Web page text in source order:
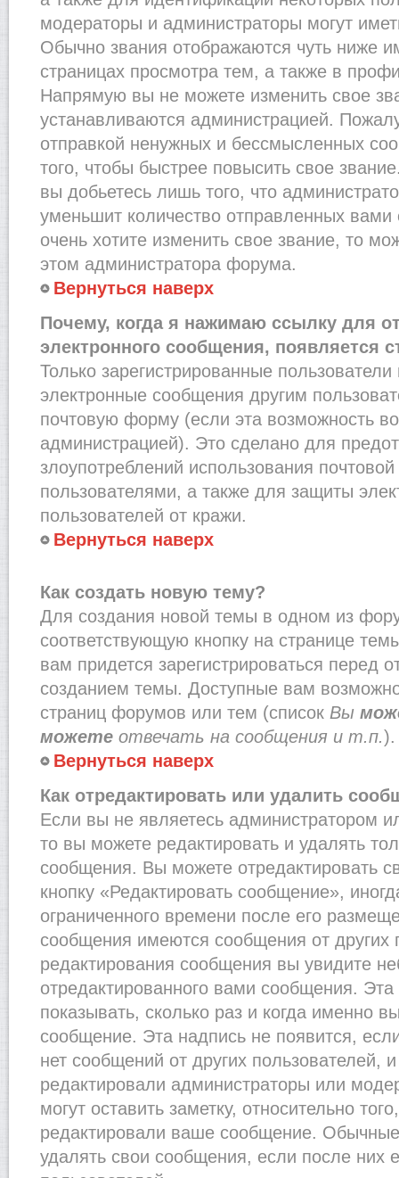
модераторы и администраторы могут
Обычно звания отображаются чуть ниже
страницах просмотра тем, а также в
Напрямую вы не можете изменить свое
устанавливаются администрацией.
отправкой ненужных и бессмысленных
того, чтобы быстрее повысить свое
вы добьетесь лишь того, что
уменьшит количество отправленных
очень хотите изменить свое звание, то
этом администратора форума.
Вернуться наверх
Почему, когда я нажимаю ссылку для
электронного сообщения, появляется
Только зарегистрированные пользователи
электронные сообщения другим
почтовую форму (если эта возможность
администрацией). Это сделано для
злоупотреблений использования
пользователями, а также для защиты
пользователей от кражи.
Вернуться наверх
Как создать новую тему?
Для создания новой темы в одном из
соответствующую кнопку на странице
вам придется зарегистрироваться перед
созданием темы. Доступные вам
страниц форумов или тем (список Вы
можете отвечать на сообщения и т.п.).
Вернуться наверх
Как отредактировать или удалить
Если вы не являетесь администратором
то вы можете редактировать и удалять
сообщения. Вы можете отредактировать
кнопку «Редактировать сообщение»,
ограниченного времени после его
сообщения имеются сообщения от других
редактирования сообщения вы увидите
отредактированного вами сообщения. Эта
показывать, сколько раз и когда именно
сообщение. Эта надпись не появится,
нет сообщений от других пользователей,
редактировали администраторы или
могут оставить заметку, относительно
редактировали ваше сообщение. Обычные
удалять свои сообщения, если после них